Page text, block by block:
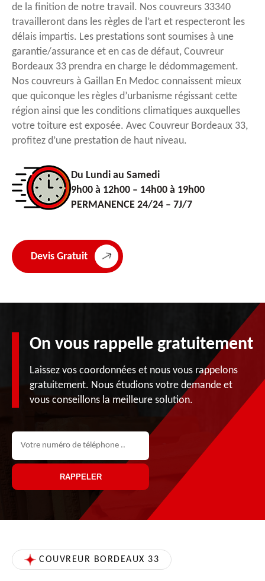
de la finition de notre travail. Nos couvreurs 33340
travailleront dans les règles de l’art et respecteront les
délais impartis. Les prestations sont soumises à une
garantie/assurance et en cas de défaut, Couvreur
Bordeaux 33 prendra en charge le dédommagement.
Nos couvreurs à Gaillan En Medoc connaissent mieux
que quiconque les règles d’urbanisme régissant cette
région ainsi que les conditions climatiques auxquelles
votre toiture est exposée. Avec Couvreur Bordeaux 33,
profitez d’une prestation de haut niveau.
Du Lundi au Samedi
9h00 à 12h00 – 14h00 à 19h00
PERMANENCE 24/24 – 7J/7
Devis Gratuit
On vous rappelle gratuitement
Laissez vos coordonnées et nous vous rappelons
gratuitement. Nous étudions votre demande et
vous conseillons la meilleure solution.
COUVREUR BORDEAUX 33